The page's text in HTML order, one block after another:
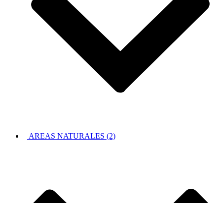
AREAS NATURALES (2)